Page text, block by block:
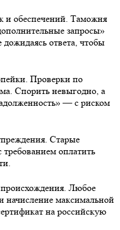
и обеспечений. Таможня
запросы»
ответа, чтобы
Проверки по
Спорить невыгодно, а
— с риском
Старые
оплатить
Любое
начисление максимальной
на российскую